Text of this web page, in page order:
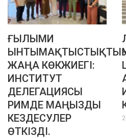
ҒЫЛЫМИ
ЖАҢА КӨКЖИЕГІ:
ИНСТИТУТ
ДЕЛЕГАЦИЯСЫ
РИМДЕ МАҢЫЗДЫ
КЕЗДЕСУЛЕР
ӨТКІЗДІ.